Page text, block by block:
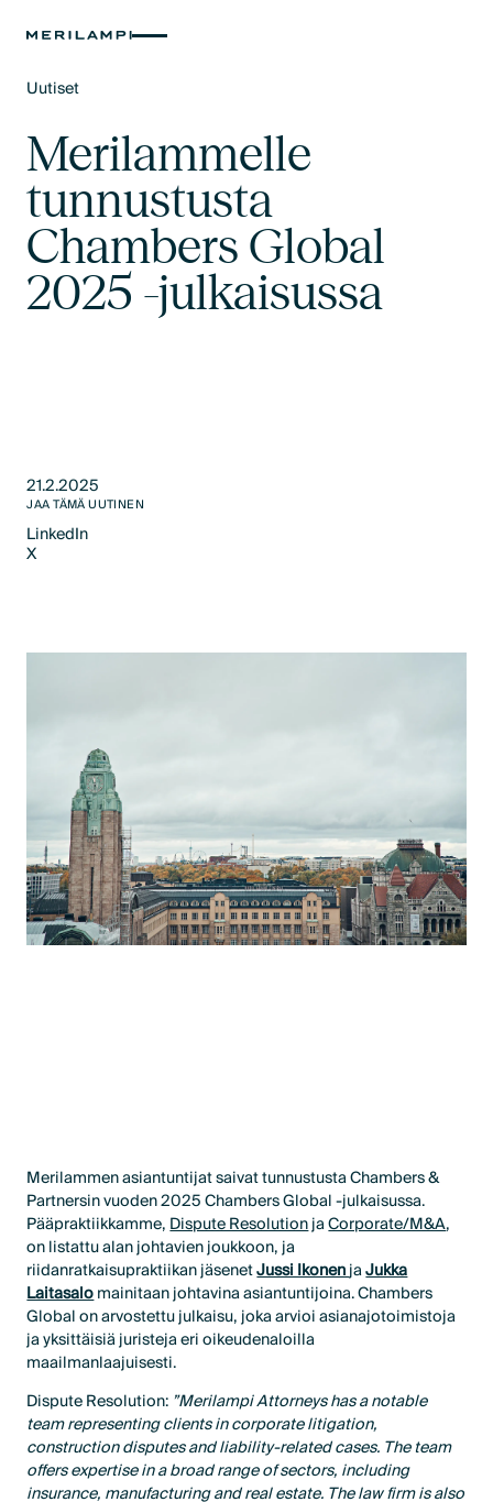
Uutiset
Merilammelle
tunnustusta
Chambers Global
2025 -julkaisussa
21.2.2025
JAA TÄMÄ UUTINEN
LinkedIn
LinkedIn
X
Merilammen asiantuntijat saivat tunnustusta Chambers &
Partnersin vuoden 2025 Chambers Global ­‑julkaisussa.
Pääpraktiikkamme,Dispute ResolutionjaCorporate/M&A,
on listattu alan johtavien joukkoon, ja
riidanratkaisupraktiikan jäsenetJussi IkonenjaJukka
Laitasalomainitaan johtavina asiantuntijoina. Chambers
Global on arvostettu julkaisu, joka arvioi asianajotoimistoja
ja yksittäisiä juristeja eri oikeudenaloilla
maailmanlaajuisesti.
Dispute Resolution: ”Merilampi Attorneys has a notable
team representing clients in corporate litigation,
construction disputes and liability-related cases. The team
offers expertise in a broad range of sectors, including
insurance, manufacturing and real estate. The law firm is also